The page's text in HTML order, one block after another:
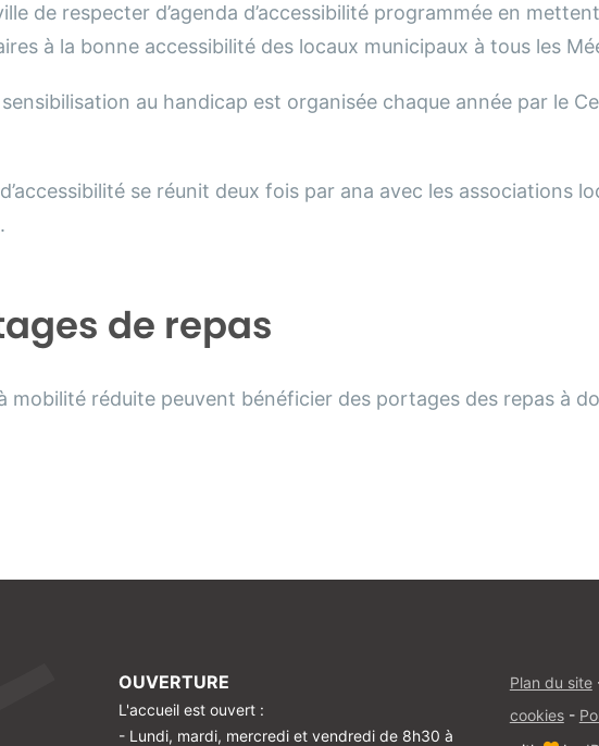
de respecter d’agenda d’accessibilité programmée en
à la bonne accessibilité des locaux municipaux à tous les
au handicap est organisée chaque année par le
se réunit deux fois par ana avec les associations
de repas
mobilité réduite peuvent bénéficier des portages des repas à
OUVERTURE
L'accueil est ouvert :
- Lundi, mardi, mercredi et vendredi de 8h30 à
Plan du site
cookies -